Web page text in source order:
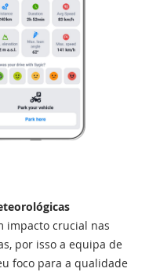
impacto crucial nas
por isso a equipa de
foco para a qualidade